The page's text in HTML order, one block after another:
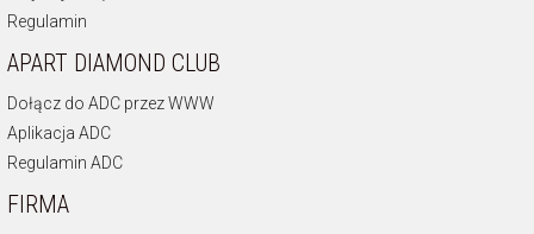
Regulamin
APART DIAMOND CLUB
Dołącz do ADC przez WWW
Aplikacja ADC
Regulamin ADC
FIRMA